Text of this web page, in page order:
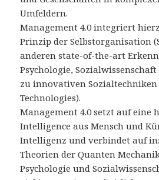
Umfeldern.
Management 4.0 integriert
Prinzip der Selbstorganisation
anderen state-of-the-art
Psychologie,
zu innovativen Sozialtechniken
Technologies).
Management 4.0 setzt auf eine
Intelligence aus Mensch und
Intelligenz und verbindet auf
Theorien der Quanten
Psychologie und